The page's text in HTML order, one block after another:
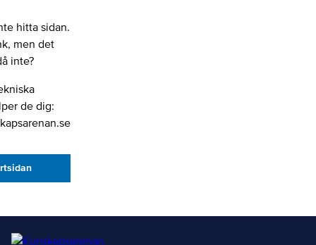
hitta sidan.
men det
inte?
de dig: